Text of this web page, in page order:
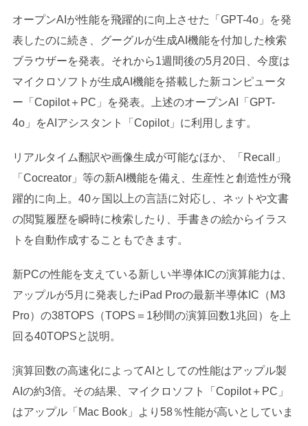
オープンAIが性能を飛躍的に向上させた「GPT-4o」を発
表したのに続き、グーグルが生成AI機能を付加した検索
ブラウザーを発表。それから1週間後の5月20日、今度は
マイクロソフトが生成AI機能を搭載した新コンピュータ
ー「Copilot＋PC」を発表。上述のオープンAI「GPT-
4o」をAIアシスタント「Copilot」に利用します。
リアルタイム翻訳や画像生成が可能なほか、「Recall」
「Cocreator」等の新AI機能を備え、生産性と創造性が飛
躍的に向上。40ヶ国以上の言語に対応し、ネットや文書
の閲覧履歴を瞬時に検索したり、手書きの絵からイラス
トを自動作成することもできます。
新PCの性能を支えている新しい半導体ICの演算能力は、
アップルが5月に発表したiPad Proの最新半導体IC（M3
Pro）の38TOPS（TOPS＝1秒間の演算回数1兆回）を上
回る40TOPSと説明。
演算回数の高速化によってAIとしての性能はアップル製
AIの約3倍。その結果、マイクロソフト「Copilot＋PC」
はアップル「Mac Book」より58％性能が高いとしていま